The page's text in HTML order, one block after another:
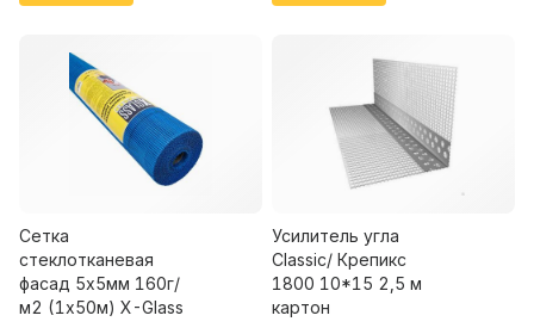
Сетка
стеклотканевая
фасад 5х5мм 160г/
м2 (1х50м) X-Glass
Усилитель угла
Classic/ Крепикс
1800 10*15 2,5 м
картон